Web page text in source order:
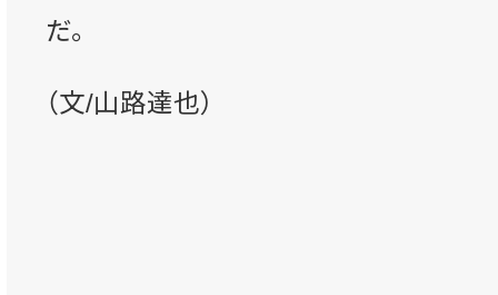
だ。
（文/山路達也）